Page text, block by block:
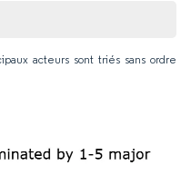
acteurs sont triés sans ordre